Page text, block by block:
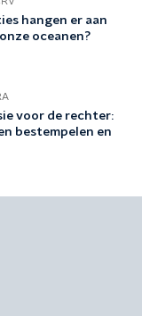
hangen er aan
oceanen?
voor de rechter:
bestempelen en